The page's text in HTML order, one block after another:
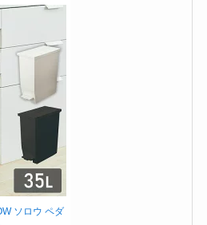
ソロウ ペダ